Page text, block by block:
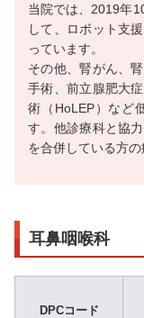
当院では、2019年
して、ロボット支
っています。
その他、腎がん、
手術、前立腺肥大
術（HoLEP）など
す。他診療科と協
を合併している方の
耳鼻咽喉科
DPCコード